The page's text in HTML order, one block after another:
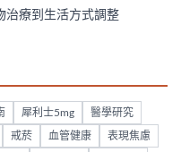
治療到生活方式調整
犀利士5mg 醫學研究
戒菸 血管健康 表現焦慮